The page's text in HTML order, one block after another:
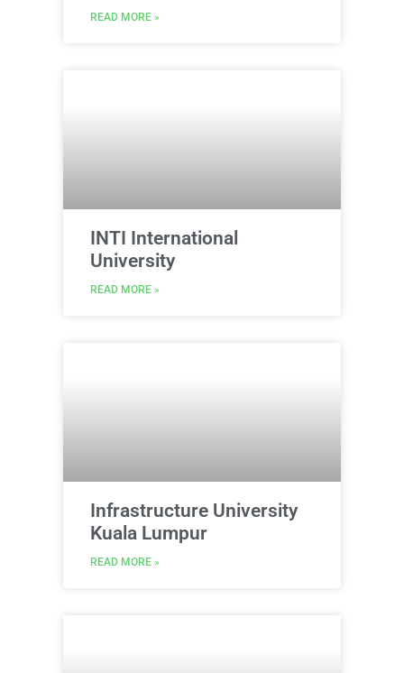
READ MORE »
INTI International
University
READ MORE »
Infrastructure University
Kuala Lumpur
READ MORE »